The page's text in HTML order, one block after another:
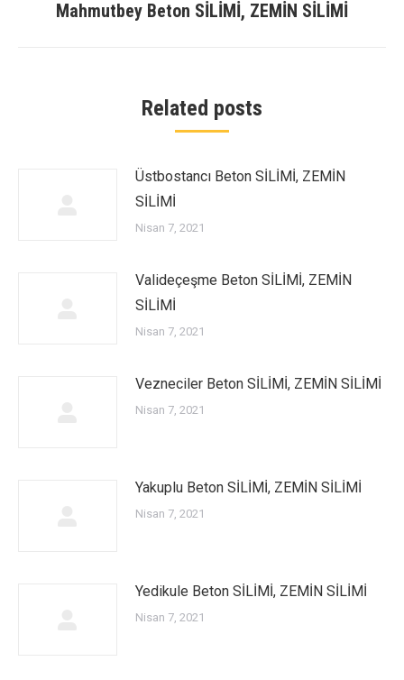
Next
Mahmutbey Beton SİLİMİ, ZEMİN SİLİMİ
Related posts
Üstbostancı Beton SİLİMİ, ZEMİN
SİLİMİ
Nisan 7, 2021
Valideçeşme Beton SİLİMİ, ZEMİN
SİLİMİ
Nisan 7, 2021
Vezneciler Beton SİLİMİ, ZEMİN SİLİMİ
Nisan 7, 2021
Yakuplu Beton SİLİMİ, ZEMİN SİLİMİ
Nisan 7, 2021
Yedikule Beton SİLİMİ, ZEMİN SİLİMİ
Nisan 7, 2021